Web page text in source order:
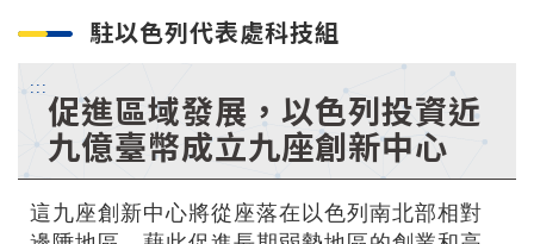
駐以色列代表處科技組
:::
促進區域發展，以色列投資近
九億臺幣成立九座創新中心
這九座創新中心將從座落在以色列南北部相對